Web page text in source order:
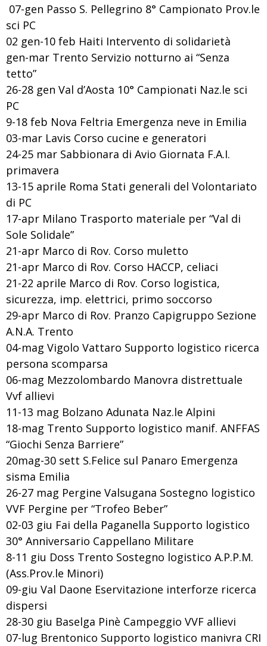
07-gen Passo S. Pellegrino 8° Campionato Prov.le
sci PC
02 gen-10 feb Haiti Intervento di solidarietà
gen-mar Trento Servizio notturno ai “Senza
tetto”
26-28 gen Val d’Aosta 10° Campionati Naz.le sci
PC
9-18 feb Nova Feltria Emergenza neve in Emilia
03-mar Lavis Corso cucine e generatori
24-25 mar Sabbionara di Avio Giornata F.A.I.
primavera
13-15 aprile Roma Stati generali del Volontariato
di PC
17-apr Milano Trasporto materiale per “Val di
Sole Solidale”
21-apr Marco di Rov. Corso muletto
21-apr Marco di Rov. Corso HACCP, celiaci
21-22 aprile Marco di Rov. Corso logistica,
sicurezza, imp. elettrici, primo soccorso
29-apr Marco di Rov. Pranzo Capigruppo Sezione
A.N.A. Trento
04-mag Vigolo Vattaro Supporto logistico ricerca
persona scomparsa
06-mag Mezzolombardo Manovra distrettuale
Vvf allievi
11-13 mag Bolzano Adunata Naz.le Alpini
18-mag Trento Supporto logistico manif. ANFFAS
“Giochi Senza Barriere”
20mag-30 sett S.Felice sul Panaro Emergenza
sisma Emilia
26-27 mag Pergine Valsugana Sostegno logistico
VVF Pergine per “Trofeo Beber”
02-03 giu Fai della Paganella Supporto logistico
30° Anniversario Cappellano Militare
8-11 giu Doss Trento Sostegno logistico A.P.P.M.
(Ass.Prov.le Minori)
09-giu Val Daone Eservitazione interforze ricerca
dispersi
28-30 giu Baselga Pinè Campeggio VVF allievi
07-lug Brentonico Supporto logistico manivra CRI